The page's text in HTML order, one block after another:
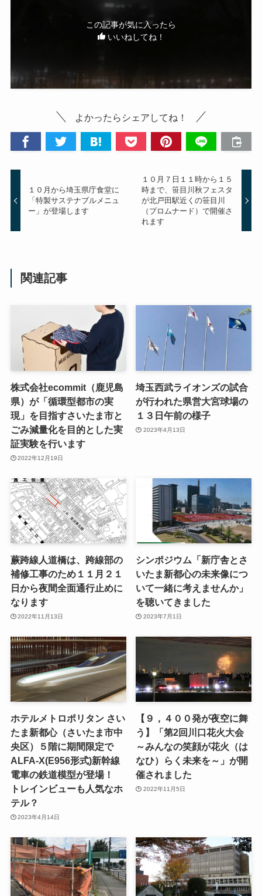
この記事が気に入ったら
いいねしてね！
よかったらシェアしてね！
１０月から埼玉県庁食堂に
「特製サステナブルメニュ
ー」が登場します
１０月７日１１時から１５
時まで、笹目川秋フェスタ
が北戸田駅近くの笹目川
（プロムナード）で開催さ
れます
関連記事
株式会社ecommit（鹿児島
県）が「循環型都市の実
現」を目指すさいたま市と
ごみ減量化を目的とした実
証実験を行います
2022年12月19日
埼玉西武ライオンズの試合
が行われた県営大宮球場の
１３日午前の様子
2023年4月13日
蕨跨線人道橋は、跨線部の
補修工事のため１１月２１
日から夜間全面通行止めに
なります
2022年11月13日
シンポジウム「新庁舎とさ
いたま新都心の未来像につ
いて一緒に考えませんか」
を聴いてきました
2023年7月1日
ホテルメトロポリタン さい
たま新都心（さいたま市中
央区）５階に期間限定で
ALFA-X(E956形式)新幹線
電車の鉄道模型が登場！
トレインビューも人気なホ
テル？
2023年4月14日
【９，４００発が夜空に舞
う】「第2回川口花火大会
～みんなの笑顔が花火（は
なひ）らく未来を～」が開
催されました
2022年11月5日